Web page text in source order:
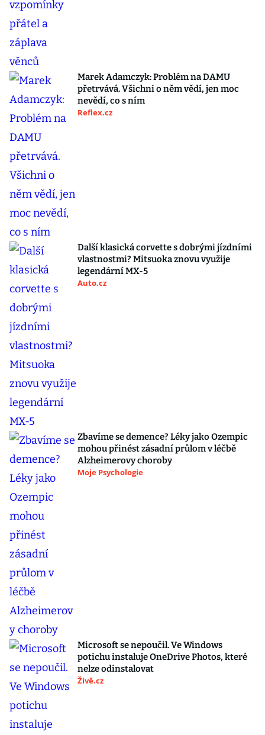
Marek Adamczyk: Problém na DAMU
přetrvává. Všichni o něm vědí, jen moc
nevědí, co s ním
Reflex.cz
Další klasická corvette s dobrými jízdními
vlastnostmi? Mitsuoka znovu využije
legendární MX-5
Auto.cz
Zbavíme se demence? Léky jako Ozempic
mohou přinést zásadní průlom v léčbě
Alzheimerovy choroby
Moje Psychologie
Microsoft se nepoučil. Ve Windows
potichu instaluje OneDrive Photos, které
nelze odinstalovat
Živě.cz